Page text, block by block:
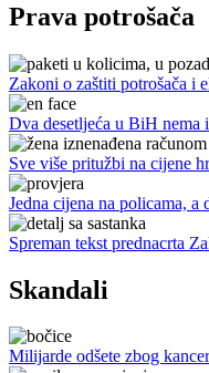
Prava potrošača
Zakoni o zaštiti potrošača
Dva desetljeća u BiH
Sve više pritužbi na cijene
Jedna cijena na policama,
Spreman tekst prednacrta
Skandali
Milijarde odšete zbog